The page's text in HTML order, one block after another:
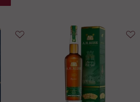
obľúbených